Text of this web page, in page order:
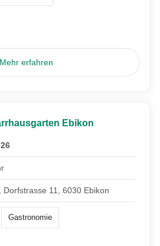
Mehr erfahren
Ebikon
Dorfstrasse 11, 6030 Ebikon
Gastronomie